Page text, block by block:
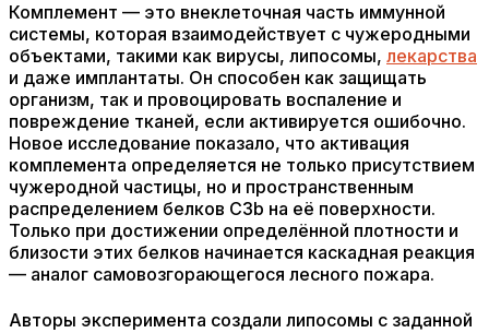
Комплемент — это внеклеточная часть иммунной
системы, которая взаимодействует с чужеродными
объектами, такими как вирусы, липосомы, лекарства
и даже имплантаты. Он способен как защищать
организм, так и провоцировать воспаление и
повреждение тканей, если активируется ошибочно.
Новое исследование показало, что активация
комплемента определяется не только присутствием
чужеродной частицы, но и пространственным
распределением белков C3b на её поверхности.
Только при достижении определённой плотности и
близости этих белков начинается каскадная реакция
— аналог самовозгорающегося лесного пожара.
Авторы эксперимента создали липосомы с заданной